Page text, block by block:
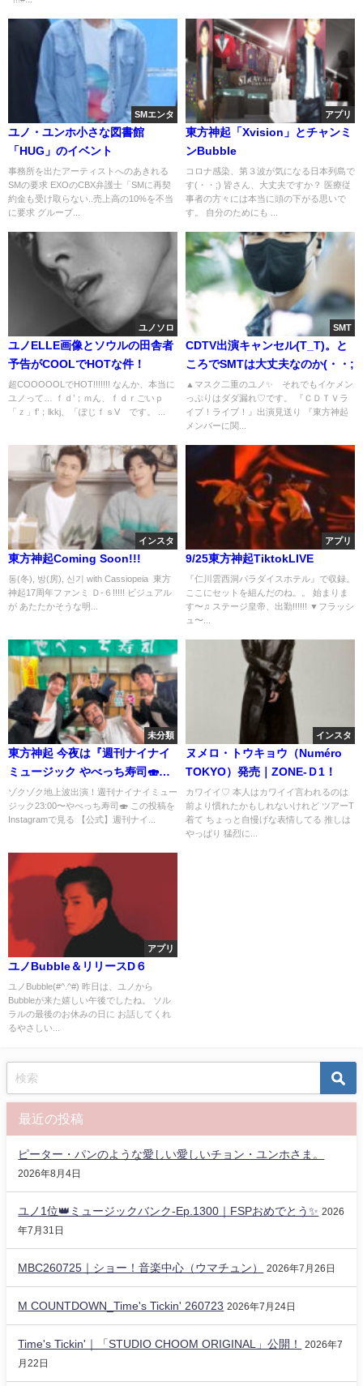
SMエンタ
ユノ・ユンホ小さな図書館
「HUG」のイベント
事務所を出たアーティストへのあきれる
SMの要求 EXOのCBX弁護士「SMに再契
約金も受け取らない..売上高の10%を不当
に要求 グループ...
アプリ
東方神起「Xvision」とチャンミ
ンBubble
コロナ感染、第３波が気になる日本列島で
す(・・;) 皆さん、大丈夫ですか？ 医療従
事者の方々には本当に頭の下がる思いで
す。 自分のためにも ...
ユノソロ
ユノELLE画像とソウルの田舎者
予告がCOOLでHOTな件！
超COOOOOLでHOT!!!!!!! なんか、本当に
ユノって… ｆｄ’；ｍん、ｆｄｒごいｐ
「ｚ」f’；lkkj、「ぽじｆｓV です。 ...
SMT
CDTV出演キャンセル(T_T)。と
ころでSMTは大丈夫なのか(・・;
▲マスク二重のユノ✨ それでもイケメン
っぷりはダダ漏れ♡です。 『ＣＤＴＶラ
イブ！ライブ！』出演見送り 『東方神起
メンバーに関...
インスタ
東方神起Coming Soon!!!
동(冬), 방(房), 신기 with Cassiopeia 東方
神起17周年ファンミ Ｄ-６!!!!! ビジュアル
が あたたかそうな明...
アプリ
9/25東方神起TiktokLIVE
『仁川雲西洞パラダイスホテル』で収録。
ここにセットを組んだのね。。 始まりま
す〜♫ ステージ皇帝、出勤!!!!!! ▼フラッシ
ュ〜...
未分類
東方神起 今夜は『週刊ナイナイ
ミュージック やべっち寿司🍣』
23:00〜
ゾクゾク地上波出演！週刊ナイナイミュー
ジック23:00〜やべっち寿司🍣 この投稿を
Instagramで見る 【公式】週刊ナイ...
インスタ
ヌメロ・トウキョウ（Numéro
TOKYO）発売｜ZONE-Ｄ1！
カワイイ♡ 本人はカワイイ言われるのは
前より慣れたかもしれないけれど ツアーT
着て ちょっと自慢げな表情してる 推しは
やっぱり 猛烈に...
アプリ
ユノBubble＆リリースD６
ユノBubble(#^.^#) 昨日は、ユノから
Bubbleが来た嬉しい午後でしたね。 ソル
ラルの最後のお休みの日に お話してくれ
るやさしい...
最近の投稿
ピーター・パンのような愛しい愛しいチョン・ユンホさま。
2026年8月4日
ユノ1位👑ミュージックバンク-Ep.1300｜FSPおめでとう✨️ 2026
年7月31日
MBC260725｜ショー！音楽中心（ウマチュン） 2026年7月26日
M COUNTDOWN_Time's Tickin' 260723 2026年7月24日
Time's Tickin'｜「STUDIO CHOOM ORIGINAL」公開！
2026年7
月22日